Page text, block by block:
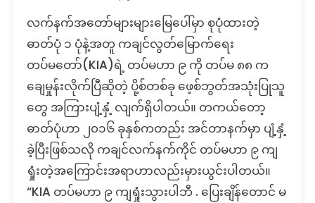
၉
ကျ
ရှုံး
သွား
ဆို
တဲ့
သတင်း
လက်နက်အတော်များများမြေပေါ်မှာ စုပုံထားတဲ့
ဓာတ်ပုံ ၁ ပုံနဲ့အတူ ကချင်လွတ်မြောက်ရေး
တပ်မတော်(KIA)ရဲ့ တပ်မဟာ ၉ ကို တပ်မ ၈၈ က
ချေမှုန်းလိုက်ပြီဆိုတဲ့ ပို့စ်တစ်ခု ဖေ့စ်ဘွတ်အသုံးပြုသူ
တွေ အကြားပျံ့နှံ့ လျက်ရှိပါတယ်။ တကယ်တော့
ဓာတ်ပုံဟာ ၂၀၁၆ ခုနှစ်ကတည်း အင်တာနက်မှာ ပျံ့နှံ့
ခဲ့ပြီးဖြစ်သလို ကချင်လက်နက်ကိုင် တပ်မဟာ ၉ ကျ
ရှုံးတဲ့အကြောင်းအရာဟာလည်းမှားယွင်းပါတယ်။
“KIA တပ်မဟာ ၉ ကျရှုံးသွားပါဘီ . ပြေးချိန်တောင် မ